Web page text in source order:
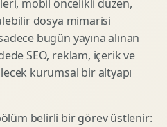
mobil öncelikli düzen,
dosya mimarisi
bugün yayına alınan
SEO, reklam, içerik ve
kurumsal bir altyapı
belirli bir görev üstlenir: